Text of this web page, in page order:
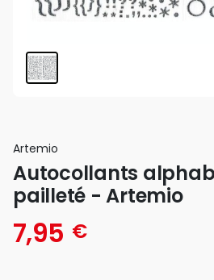
Artemio
Autocollants
pailleté - Artemio
7,95 €